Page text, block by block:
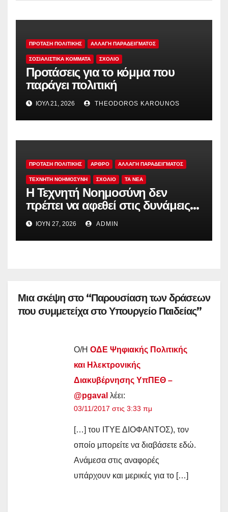
ΠΡΟΤΑΣΗ ΠΟΛΙΤΙΚΗΣ ΑΛΛΑΓΗ ΠΑΡΑΔΕΙΓΜΑΤΟΣ
ΣΟΣΙΑΛΙΣΤΙΚΆ ΚΌΜΜΑΤΑ ΣΧΟΛΙΟ
Προτάσεις για το κόμμα που
παράγει πολιτική
ΙΟΎΛ 21, 2026 THEODOROS KAROUNOS
ΠΡΟΤΑΣΗ ΠΟΛΙΤΙΚΗΣ ΑΡΘΡΟ ΑΛΛΑΓΗ ΠΑΡΑΔΕΙΓΜΑΤΟΣ
ΤΕΧΝΗΤΗ ΝΟΗΜΟΣΥΝΗ ΣΧΟΛΙΟ TA NEA
Η Τεχνητή Νοημοσύνη δεν
πρέπει να αφεθεί στις δυνάμεις
της αγοράς
ΙΟΎΝ 27, 2026 ADMIN
Μια σκέψη στο “Παρουσίαση των δράσεων
που συμμετείχα στο Υπουργείο Παιδείας”
Ο/Η ΟΔΕ Ψηφιακής Πολιτικής
και Ηλεκτρονικής
Διακυβέρνησης ΥπΠΕΘ –
@pgaval λέει:
03/11/2017 στις 3:33 πμ
[…] του ΙΤΥΕ ΔΙΟΦΑΝΤΟΣ), τον
οποίο μπορείτε να διαβάσετε εδώ.
Ανάμεσα στις αναφορές
υπάρχουν και μερικές για το […]